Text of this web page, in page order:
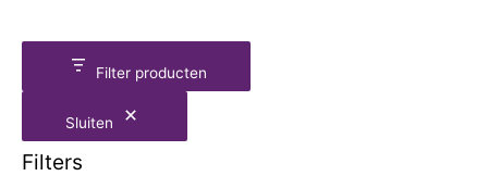
Filter producten
Sluiten
Filters